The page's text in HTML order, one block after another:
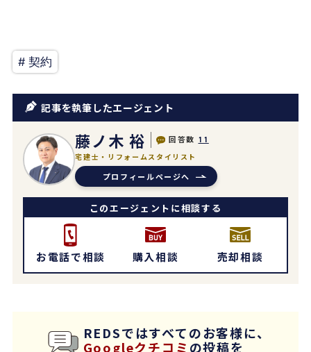
# 契約
記事を執筆したエージェント
藤ノ木 裕 回答数 11
宅建士・リフォームスタイリスト
プロフィールページへ
このエージェントに相談する
お電話で相談 購入相談 売却相談
REDSではすべてのお客様に、
Googleクチコミ の投稿を